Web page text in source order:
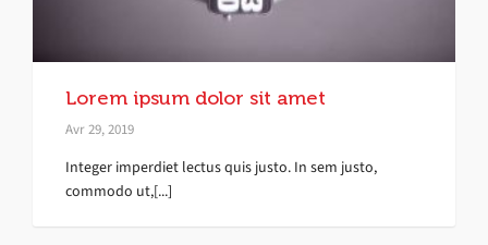
Lorem ipsum dolor sit amet
Avr 29, 2019
Integer imperdiet lectus quis justo. In sem justo,
commodo ut,[...]